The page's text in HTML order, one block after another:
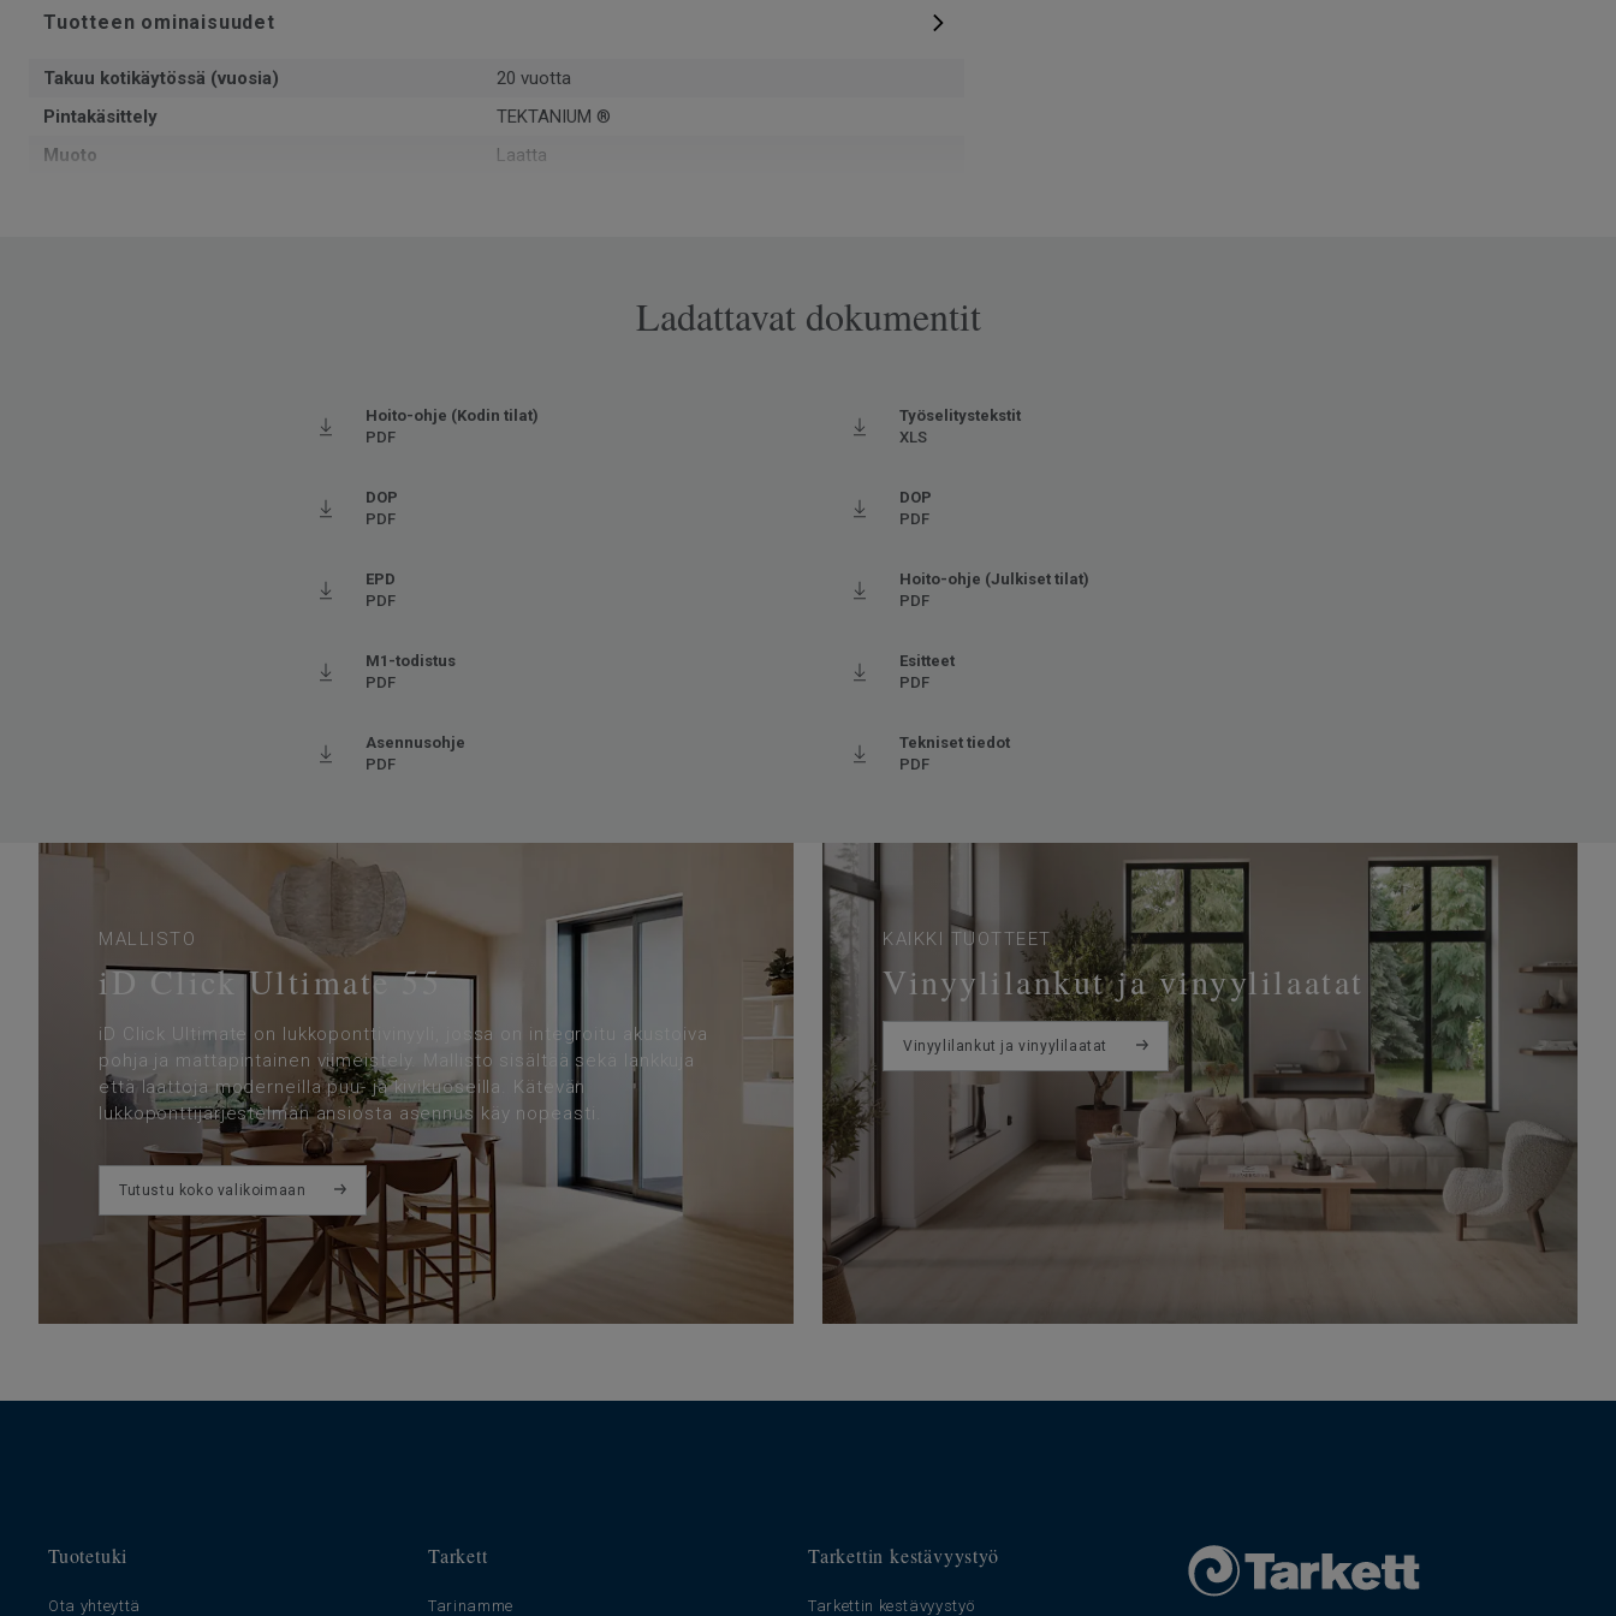
Tuotteen ominaisuudet
Takuu kotikäytössä (vuosia)
20 vuotta
Pintakäsittely
TEKTANIUM ®
Muoto
Laatta
10.7
Ladattavat dokumentit
Hoito-ohje (Kodin tilat)
PDF
Työselitystekstit
XLS
DOP
PDF
DOP
PDF
EPD
PDF
Hoito-ohje (Julkiset tilat)
PDF
M1-todistus
PDF
Esitteet
PDF
Asennusohje
PDF
Tekniset tiedot
PDF
MALLISTO
iD Click Ultimate 55
iD Click Ultimate on lukkoponttivinyyli, jossa on integroitu akustoiva
pohja ja mattapintainen viimeistely. Mallisto sisältää sekä lankkuja
että laattoja moderneilla puu- ja kivikuoseilla. Kätevän
lukkoponttijärjestelmän ansiosta asennus käy nopeasti.
Tutustu koko valikoimaan
KAIKKI TUOTTEET
Vinyylilankut ja vinyylilaatat
Vinyylilankut ja vinyylilaatat
Tuotetuki
Ota yhteyttä
Tarkett
Tarinamme
Tarkettin kestävyystyö
Tarkettin kestävyystyö